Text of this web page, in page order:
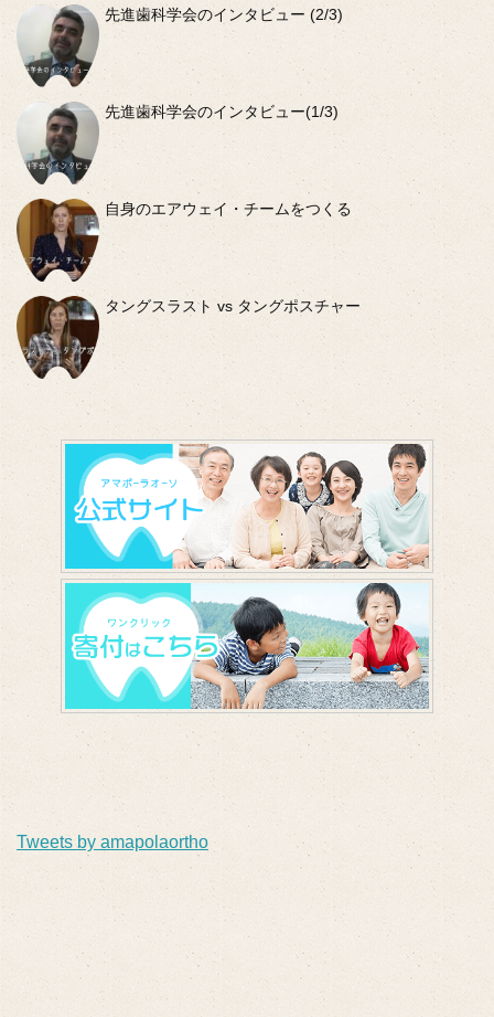
先進歯科学会のインタビュー (2/3)
先進歯科学会のインタビュー(1/3)
自身のエアウェイ・チームをつくる
タングスラスト vs タングポスチャー
Tweets by amapolaortho